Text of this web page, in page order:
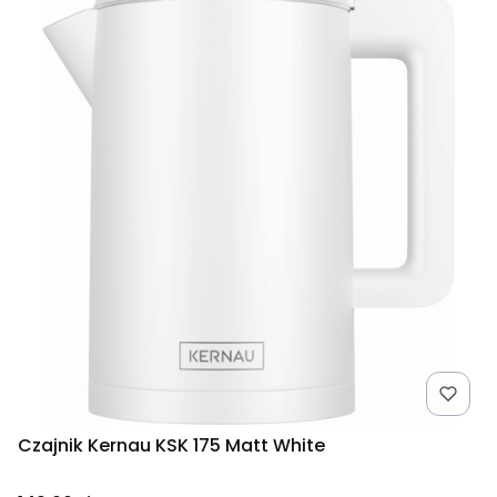
Czajnik Kernau KSK 175 Matt White